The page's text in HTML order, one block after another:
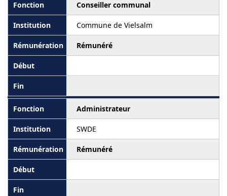
Conseiller communal
Commune de Vielsalm
Rémunéré
Administrateur
SWDE
Rémunéré